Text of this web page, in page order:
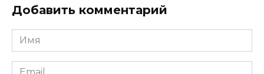
Добавить комментарий
Имя
*
Email